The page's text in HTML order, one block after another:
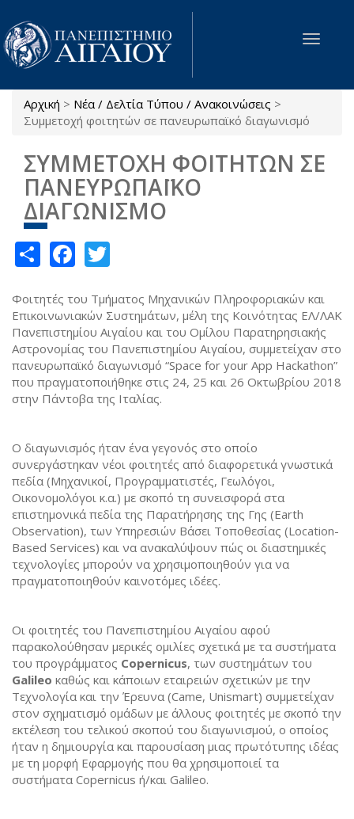
Παράκαμψη προς το κυρίως περιεχόμενο
Toggle
Είστε εδώ
Αρχική > Νέα / Δελτία Τύπου / Ανακοινώσεις >
Συμμετοχή φοιτητών σε πανευρωπαϊκό διαγωνισμό
ΣΥΜΜΕΤΟΧΗ ΦΟΙΤΗΤΩΝ ΣΕ
ΠΑΝΕΥΡΩΠΑΪΚΟ
ΔΙΑΓΩΝΙΣΜΟ
ShareFacebook
Φοιτητές του Τμήματος Μηχανικών Πληροφοριακών και
Επικοινωνιακών Συστημάτων, μέλη της Κοινότητας ΕΛ/ΛΑΚ
Πανεπιστημίου Αιγαίου και του Ομίλου Παρατηρησιακής
Αστρονομίας του Πανεπιστημίου Αιγαίου, συμμετείχαν στο
πανευρωπαϊκό διαγωνισμό “Space for your App Hackathon”
που πραγματοποιήθηκε στις 24, 25 και 26 Οκτωβρίου 2018
στην Πάντοβα της Ιταλίας.
Ο διαγωνισμός ήταν ένα γεγονός στο οποίο
συνεργάστηκαν νέοι φοιτητές από διαφορετικά γνωστικά
πεδία (Μηχανικοί, Προγραμματιστές, Γεωλόγοι,
Οικονομολόγοι κ.α.) με σκοπό τη συνεισφορά στα
επιστημονικά πεδία της Παρατήρησης της Γης (Earth
Observation), των Υπηρεσιών Βάσει Τοποθεσίας (Location-
Based Services) και να ανακαλύψουν πώς οι διαστημικές
τεχνολογίες μπορούν να χρησιμοποιηθούν για να
πραγματοποιηθούν καινοτόμες ιδέες.
Οι φοιτητές του Πανεπιστημίου Αιγαίου αφού
παρακολούθησαν μερικές ομιλίες σχετικά με τα συστήματα
του προγράμματος Copernicus, των συστημάτων του
Galileo καθώς και κάποιων εταιρειών σχετικών με την
Τεχνολογία και την Έρευνα (Came, Unismart) συμμετείχαν
στον σχηματισμό ομάδων με άλλους φοιτητές με σκοπό την
εκτέλεση του τελικού σκοπού του διαγωνισμού, ο οποίος
ήταν η δημιουργία και παρουσίαση μιας πρωτότυπης ιδέας
με τη μορφή Εφαρμογής που θα χρησιμοποιεί τα
συστήματα Copernicus ή/και Galileo.